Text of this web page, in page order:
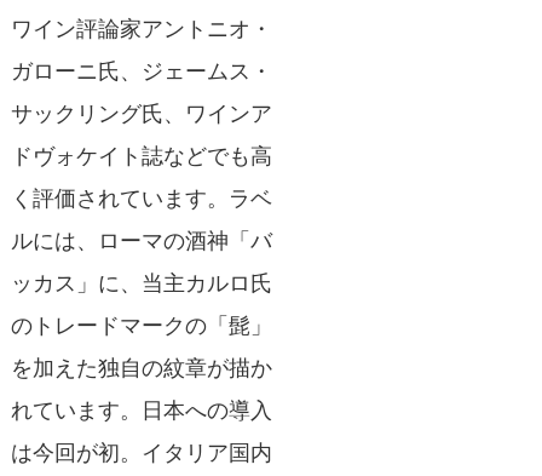
ワイン評論家アントニオ・
ガローニ氏、ジェームス・
サックリング氏、ワインア
ドヴォケイト誌などでも高
く評価されています。ラベ
ルには、ローマの酒神「バ
ッカス」に、当主カルロ氏
のトレードマークの「髭」
を加えた独自の紋章が描か
れています。日本への導入
は今回が初。イタリア国内